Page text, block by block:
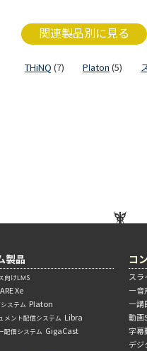
関連製品別に見る
THiNQ (7) Platon (5)
製品
向けLMS
Xe
ステム Platon
メント配信システム Libra
配信システム GigaCast
コ
ス
―音
―講
動画
字幕
デジ